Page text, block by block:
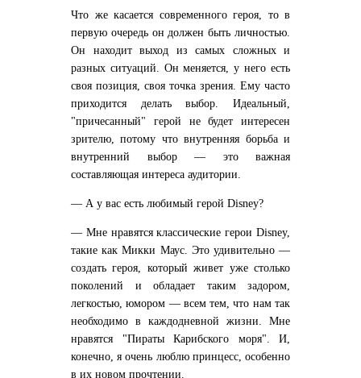
Что же касается современного героя, то в
первую очередь он должен быть личностью.
Он находит выход из самых сложных и
разных ситуаций. Он меняется, у него есть
своя позиция, своя точка зрения. Ему часто
приходится делать выбор. Идеальный,
"причесанный" герой не будет интересен
зрителю, потому что внутренняя борьба и
внутренний выбор — это важная
составляющая интереса аудитории.
— А у вас есть любимый герой Disney?
— Мне нравятся классические герои Disney,
такие как Микки Маус. Это удивительно —
создать героя, который живет уже столько
поколений и обладает таким задором,
легкостью, юмором — всем тем, что нам так
необходимо в каждодневной жизни. Мне
нравятся "Пираты Карибского моря". И,
конечно, я очень люблю принцесс, особенно
в их новом прочтении.